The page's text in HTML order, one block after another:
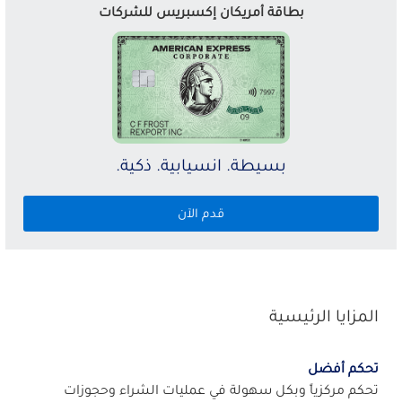
بطاقة أمريكان إكسبريس للشركات
بسيطة. انسيابية. ذكية.
قدم الآن
المزايا الرئيسية
تحكم أفضل
تحكم مركزياً وبكل سهولة في عمليات الشراء وحجوزات